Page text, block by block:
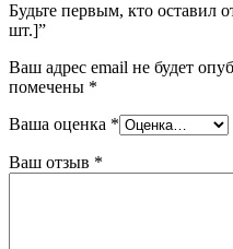
Будьте первым, кто оставил
шт.]”
Ваш адрес email не будет
помечены *
Ваша оценка *
Ваш отзыв *